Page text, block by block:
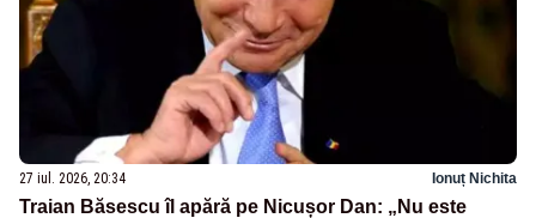
27 iul. 2026, 20:34 Ionuț Nichita
Traian Băsescu îl apără pe Nicușor Dan: „Nu este